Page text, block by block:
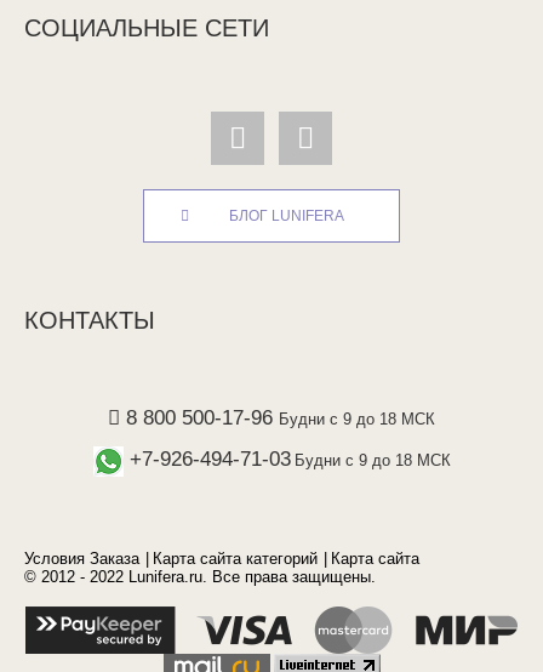
СОЦИАЛЬНЫЕ СЕТИ
БЛОГ LUNIFERA
КОНТАКТЫ
8 800 500-17-96 Будни с 9 до 18 МСК
+7-926-494-71-03 Будни с 9 до 18 МСК
Условия Заказа Карта сайта категорий
Карта сайта
© 2012 - 2022 Lunifera.ru. Все права защищены.